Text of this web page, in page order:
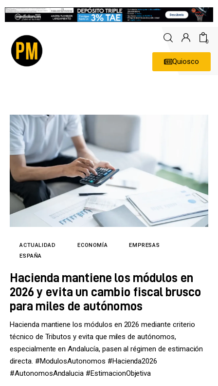
0
Quiosco
Economía
Empresas
Entrevistas
Expertos
Tecnología
Cultura
Directorio
ACTUALIDAD ECONOMÍA
EMPRESAS
ESPAÑA
Hacienda mantiene los módulos en
2026 y evita un cambio fiscal brusco
para miles de autónomos
Hacienda mantiene los módulos en 2026 mediante criterio
técnico de Tributos y evita que miles de autónomos,
especialmente en Andalucía, pasen al régimen de estimación
directa. #ModulosAutonomos #Hacienda2026
#AutonomosAndalucia #EstimacionObjetiva